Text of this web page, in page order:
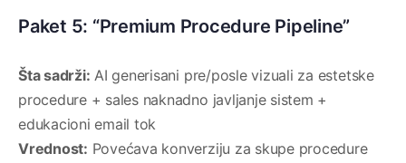
Paket 5: “Premium Procedure Pipeline”
Šta sadrži: AI generisani pre/posle vizuali za estetske
procedure + sales naknadno javljanje sistem +
edukacioni email tok
Vrednost: Povećava konverziju za skupe procedure